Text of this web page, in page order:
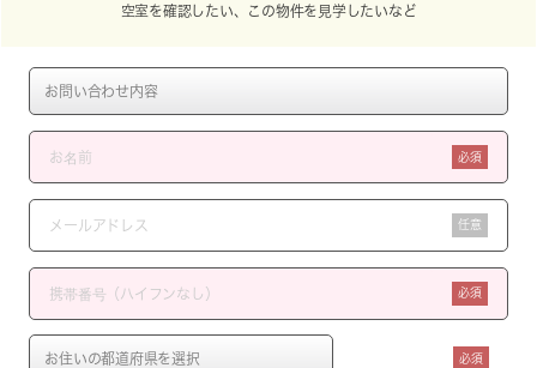
空室を確認したい、この物件を見学したいなど
必須
任意
必須
必須